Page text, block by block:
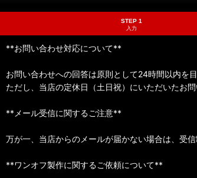
STEP 1
入力
**お問い合わせ対応について**
お問い合わせへの回答は原則として24時間以内を
ただし、当店の定休日（土日祝）にいただいたお
**メール受信に関するご注意**
万が一、当店からのメールが届かない場合は、受
**ワンオフ製作に関するご依頼について**